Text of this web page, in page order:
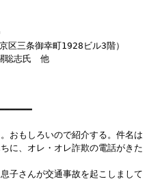
区三条御幸町1928ビル3階）
聡志氏 他
おもしろいので紹介する。件名は
に、オレ・オレ詐欺の電話がきた
子さんが交通事故を起こしまして